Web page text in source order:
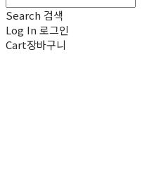
Search 검색
Log In 로그인
Cart장바구니